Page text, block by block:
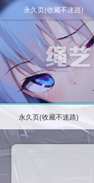
永久页(收藏不迷路)
永久页(收藏不迷路)